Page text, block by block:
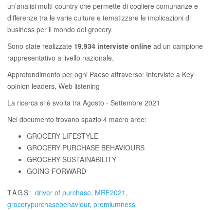
un’analisi multi-country che permette di cogliere comunanze e
differenze tra le varie culture e tematizzare le implicazioni di
business per il mondo del grocery.
Sono state realizzate 19.934 interviste online ad un campione
rappresentativo a livello nazionale.
Approfondimento per ogni Paese attraverso: Interviste a Key
opinion leaders, Web listening
La ricerca si è svolta tra Agosto - Settembre 2021
Nel documento trovano spazio 4 macro aree:
GROCERY LIFESTYLE
GROCERY PURCHASE BEHAVIOURS
GROCERY SUSTAINABILITY
GOING FORWARD
TAGS: driver of purchase, MRF2021 ,
grocerypurchasebehaviour, premiumness